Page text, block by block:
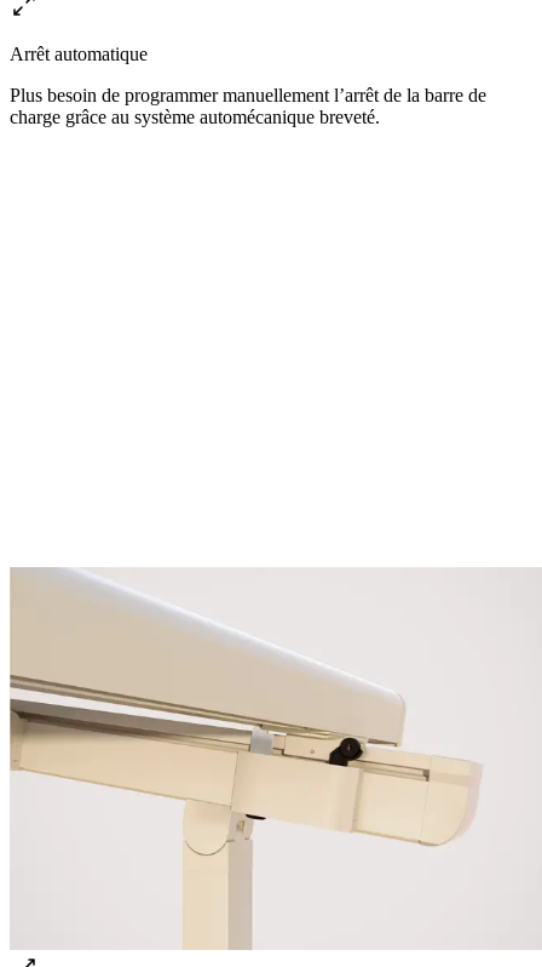
Arrêt automatique
Plus besoin de programmer manuellement l’arrêt de la barre de
charge grâce au système automécanique breveté.